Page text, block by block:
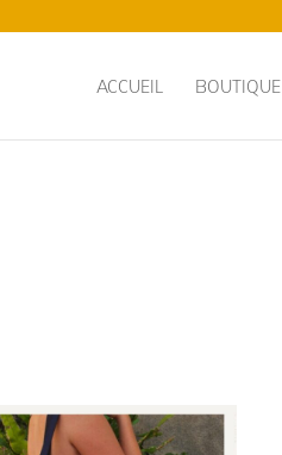
ACCUEIL BOUTIQUE